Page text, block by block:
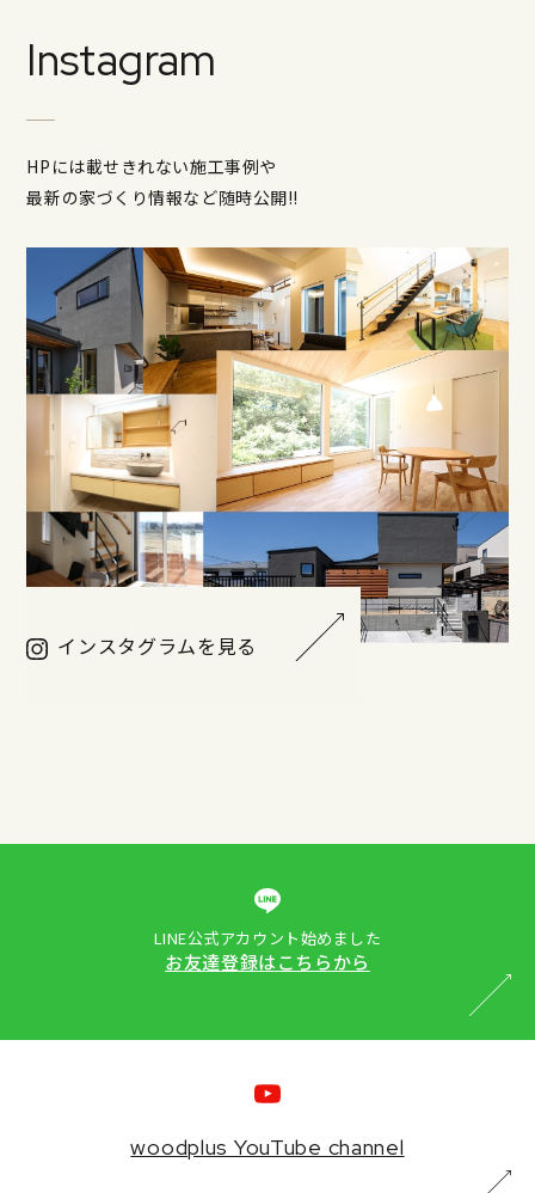
Instagram
HPには載せきれない施工事例や
最新の家づくり情報など随時公開!!
インスタグラムを見る
LINE公式アカウント始めました
お友達登録はこちらから
woodplus YouTube channel